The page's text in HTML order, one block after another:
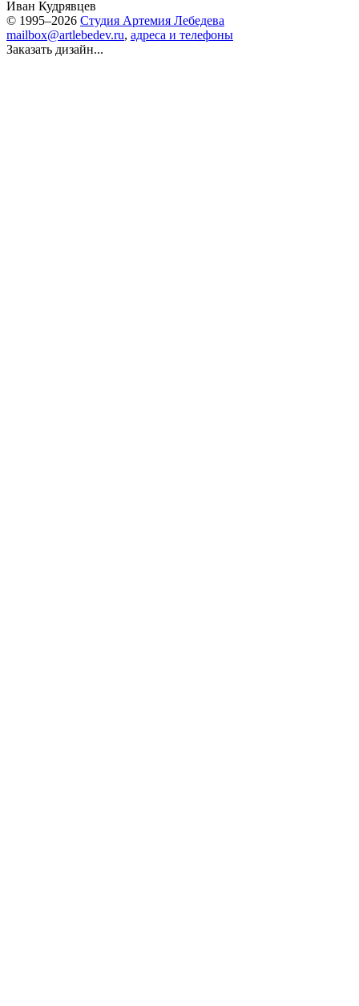
Иван Кудрявцев
© 1995–2026 Студия Артемия Лебедева
mailbox@artlebedev.ru, адреса и телефоны
Заказать дизайн...